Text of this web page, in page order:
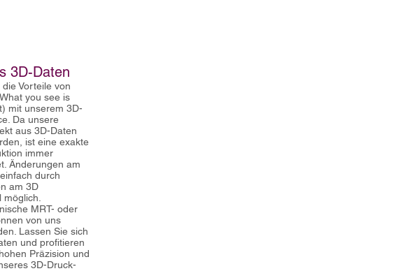
3D-Daten
Vorteile von
you see is
mit unserem 3D-
Da unsere
aus 3D-Daten
ist eine exakte
immer
Änderungen am
durch
am 3D
MRT- oder
von uns
Lassen Sie sich
und profitieren
Präzision und
3D-Druck-